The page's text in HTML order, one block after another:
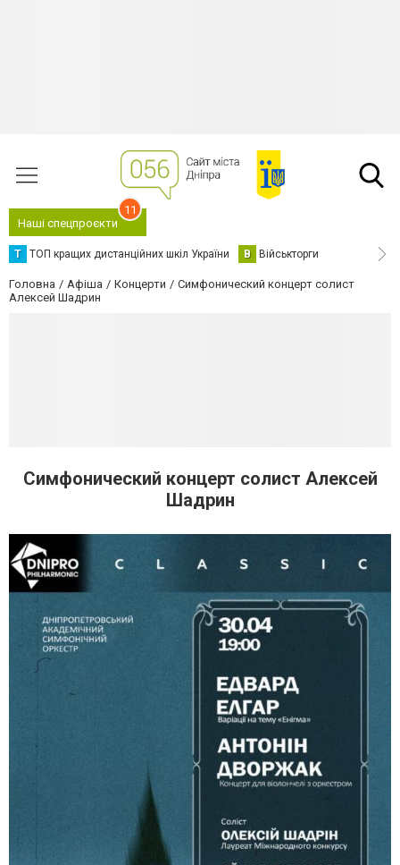
Наші спецпроєкти
11
Т ТОП кращих дистанційних шкіл України В Військторги
Головна Афіша Концерти
Симфонический концерт солист
Алексей Шадрин
Симфонический концерт солист Алексей
Шадрин